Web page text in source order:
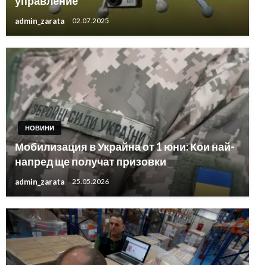
admin_zarata 02.07.2025
НОВИНИ
Мобилизация в Украйна от 1 юни: Кои най-
напред ще получат призовки
admin_zarata 25.05.2026